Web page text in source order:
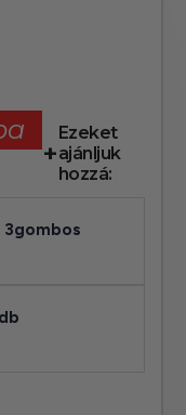
Ezeket
ajánljuk
hozzá:
3gombos